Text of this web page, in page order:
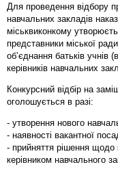
Для проведення відбору
навчальних закладів
міськвиконкому
представники міської
об’єднання батьків учнів
керівників навчальних
Конкурсний відбір на
оголошується в разі:
- утворення нового
- наявності вакантної
- прийняття рішення щодо
керівником навчального